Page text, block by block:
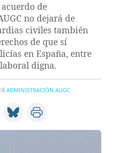
de
no dejará de
civiles también
de que sí
en España, entre
digna.
ADMINISTRACIÓN AUGC